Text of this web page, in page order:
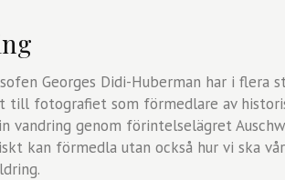
Georges Didi-Huberman har i flera
fotografiet som förmedlare av
vandring genom förintelselägret
kan förmedla utan också hur vi ska